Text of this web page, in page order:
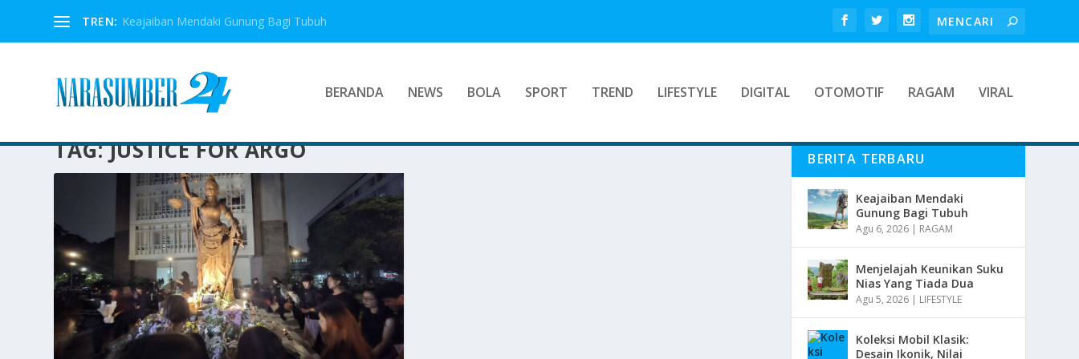
TREN: Keajaiban Mendaki Gunung Bagi Tubuh
BERANDA NEWS BOLA SPORT TREND LIFESTYLE DIGITAL OTOMOTIF RAGAM VIRAL
TAG:JUSTICE FOR ARGO BERITA TERBARU
Keajaiban Mendaki
Gunung Bagi Tubuh
Agu 6, 2026 | RAGAM
Menjelajah Keunikan Suku
Nias Yang Tiada Dua
Agu 5, 2026 | LIFESTYLE
Koleksi Mobil Klasik:
Desain Ikonik, Nilai